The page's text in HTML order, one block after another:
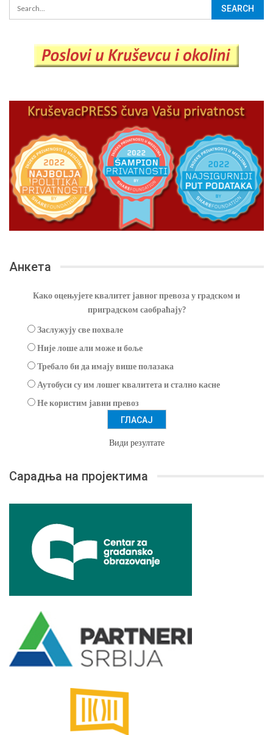
Анкета
Како оцењујете квалитет јавног превоза у градском и
приградском саобраћају?
Заслужују све похвале
Није лоше али може и боље
Требало би да имају више полазака
Аутобуси су им лошег квалитета и стално касне
Не користим јавни превоз
Види резултате
Сарадња на пројектима